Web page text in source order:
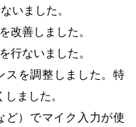
いました。
改善しました。
行ないました。
スを調整しました。特
ました。
ど）でマイク入力が使